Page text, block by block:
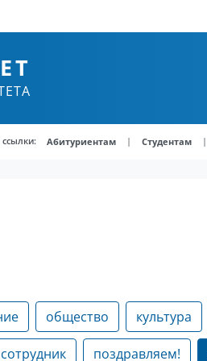
Абитуриентам | Студентам |
общество культура
сотрудник поздравляем!